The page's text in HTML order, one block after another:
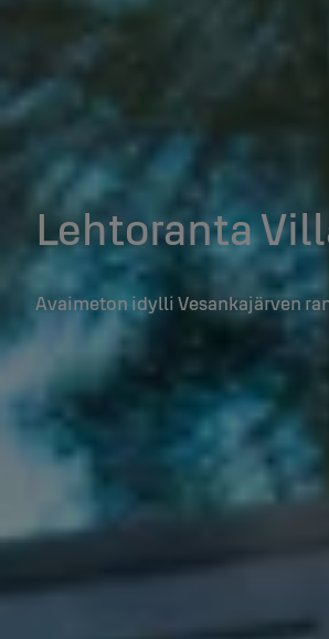
Lehtoranta
Avaimeton idylli Vesankajärven